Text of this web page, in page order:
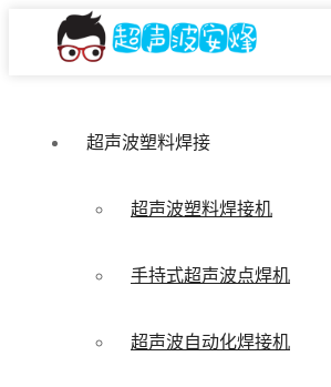
超声波塑料焊接
超声波塑料焊接机
手持式超声波点焊机
超声波自动化焊接机